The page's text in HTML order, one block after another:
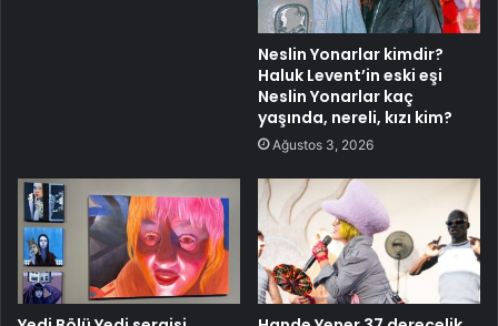
Neslin Yonarlar kimdir?
Haluk Levent’in eski eşi
Neslin Yonarlar kaç
yaşında, nereli, kızı kim?
Ağustos 3, 2026